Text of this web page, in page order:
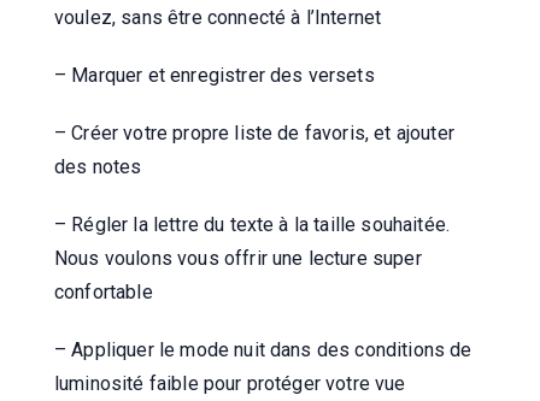
voulez, sans être connecté à l’Internet
– Marquer et enregistrer des versets
– Créer votre propre liste de favoris, et ajouter
des notes
– Régler la lettre du texte à la taille souhaitée.
Nous voulons vous offrir une lecture super
confortable
– Appliquer le mode nuit dans des conditions de
luminosité faible pour protéger votre vue